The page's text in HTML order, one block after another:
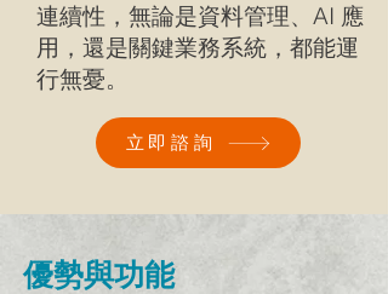
連續性，無論是資料管理、AI 應
用，還是關鍵業務系統，都能運
行無憂。
立即諮詢
優勢與功能